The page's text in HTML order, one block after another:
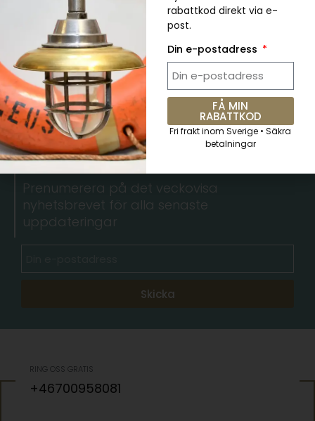
kr734.00 489.00
5 % RABATT. Kupongkod:
QKWCM2KC
Prenumerera på det veckovisa
nyhetsbrevet för alla senaste
uppdateringar
Skicka
RING OSS GRATIS
+46700958081
rabattkod direkt via e-
post.
Din e-postadress
FÅ MIN
RABATTKOD
Fri frakt inom Sverige • Säkra
betalningar